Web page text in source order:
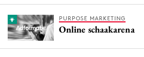
PURPOSE MARKETING
Online schaakarena